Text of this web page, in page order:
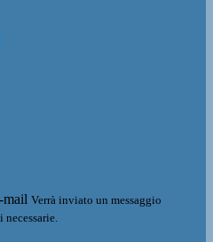
mail Verrà inviato un messaggio